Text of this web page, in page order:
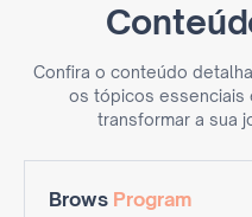
Confira o conteúdo
os tópicos essenciais
transformar a sua
Brows Program